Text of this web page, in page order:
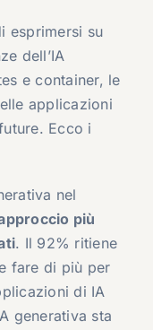
esprimersi su
dell’IA
e container, le
applicazioni
Ecco i
nel
più
. Il 92% ritiene
fare di più per
di IA
generativa sta